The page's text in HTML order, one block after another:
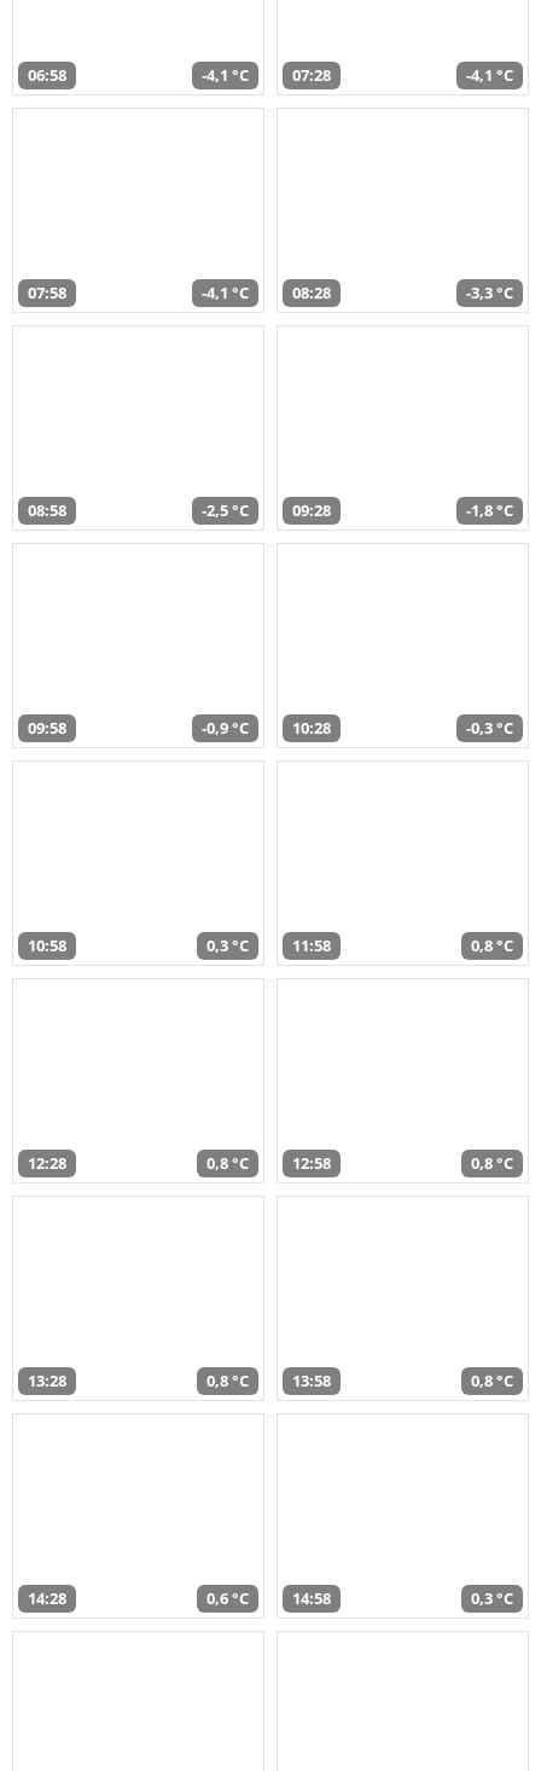
06:58 -4,1 °C 07:28 -4,1 °C
07:58 -4,1 °C 08:28 -3,3 °C
08:58 -2,5 °C 09:28 -1,8 °C
09:58 -0,9 °C 10:28 -0,3 °C
10:58 0,3 °C 11:58 0,8 °C
12:28 0,8 °C 12:58 0,8 °C
13:28 0,8 °C 13:58 0,8 °C
14:28 0,6 °C 14:58 0,3 °C